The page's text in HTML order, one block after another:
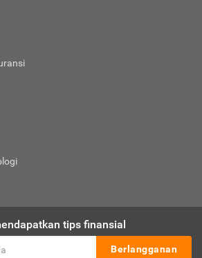
tips finansial
Berlangganan